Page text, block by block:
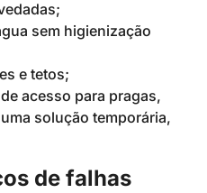
sem higienização
e tetos;
acesso para pragas,
uma solução temporária,
de falhas